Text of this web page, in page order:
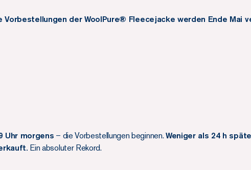
Vorbestellungen der WoolPure® Fleecejacke werden Ende Mai
Uhr morgens – die Vorbestellungen beginnen.Weniger als 24 h
Ein absoluter Rekord.